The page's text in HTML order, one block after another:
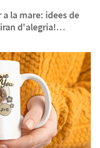
la mare: idees de
d'alegria!
per a la
Pots crear un
sempre. Sorprèn-la i